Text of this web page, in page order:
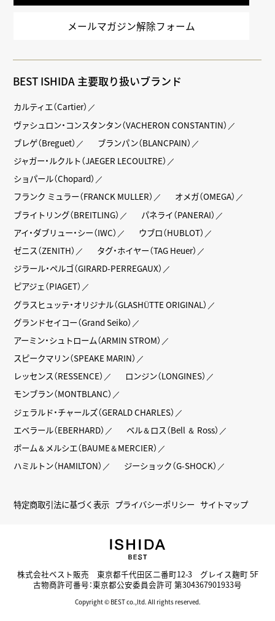
メールマガジン解除フォーム
BEST ISHIDA 主要取り扱いブランド
カルティエ（Cartier）
ヴァシュロン・コンスタンタン（VACHERON CONSTANTIN）
ブレゲ（Breguet）
ブランパン（BLANCPAIN）
ジャガー・ルクルト（JAEGER LECOULTRE）
ショパール（Chopard）
フランク ミュラー（FRANCK MULLER）
オメガ（OMEGA）
ブライトリング（BREITLING）
パネライ（PANERAI）
アイ・ダブリュー・シー（IWC）
ウブロ（HUBLOT）
ゼニス（ZENITH）
タグ・ホイヤー（TAG Heuer）
ジラール・ペルゴ（GIRARD-PERREGAUX）
ピアジェ（PIAGET）
グラスヒュッテ・オリジナル（GLASHÜTTE ORIGINAL）
グランドセイコー（Grand Seiko）
アーミン・シュトローム（ARMIN STROM）
スピークマリン（SPEAKE MARIN）
レッセンス（RESSENCE）
ロンジン（LONGINES）
モンブラン（MONTBLANC）
ジェラルド・チャールズ（GERALD CHARLES）
エベラール（EBERHARD）
ベル＆ロス（Bell ＆ Ross）
ボーム＆メルシエ（BAUME＆MERCIER）
ハミルトン（HAMILTON）
ジーショック（G-SHOCK）
特定商取引法に基づく表示 プライバシーポリシー サイトマップ
株式会社ベスト販売 東京都千代田区二番町12-3 グレイス麹町 5F
古物商許可番号：東京都公安委員会許可 第304367901933号
Copyright © BEST co.,ltd. All rights reserved.